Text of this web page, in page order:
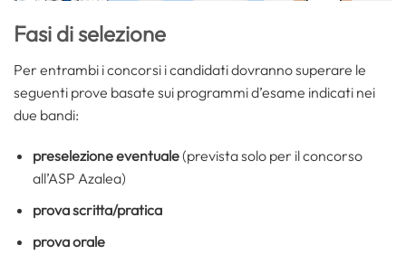
Fasi di selezione
Per entrambi i concorsi i candidati dovranno superare le
seguenti prove basate sui programmi d’esame indicati nei
due bandi:
preselezione eventuale(prevista solo per il concorso
all’ASP Azalea)
prova scritta/pratica
prova orale